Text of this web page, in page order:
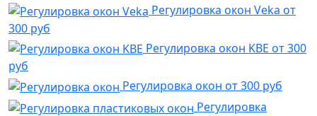
Регулировка окон Veka от
300 руб
Регулировка окон KBE от 300
руб
Регулировка окон от 300 руб
Регулировка